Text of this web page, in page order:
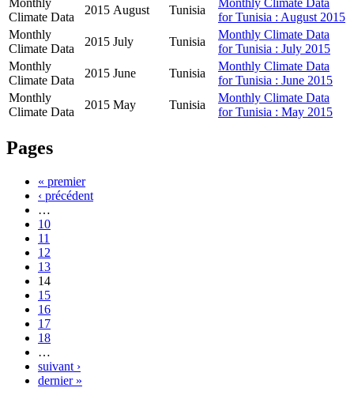
Monthly
Climate Data
2015 August Tunisia
Monthly Climate Data
for Tunisia : August 2015
Monthly
Climate Data
2015 July Tunisia
Monthly Climate Data
for Tunisia : July 2015
Monthly
Climate Data
2015 June Tunisia
Monthly Climate Data
for Tunisia : June 2015
Monthly
Climate Data
2015 May Tunisia
Monthly Climate Data
for Tunisia : May 2015
Pages
« premier
‹ précédent
…
10
11
12
13
14
15
16
17
18
…
suivant ›
dernier »